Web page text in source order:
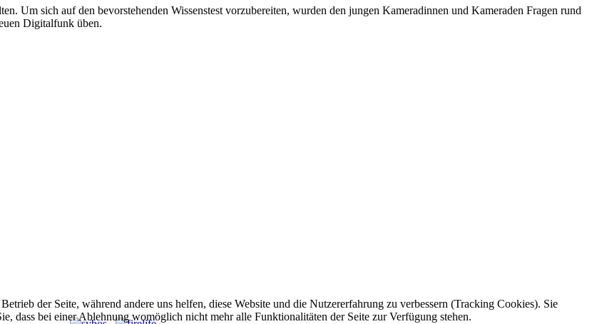
Um sich auf den bevorstehenden Wissenstest vorzubereiten, wurden den jungen Kameradinnen und Kameraden Fragen rund
Digitalfunk üben.
der Seite, während andere uns helfen, diese Website und die Nutzererfahrung zu verbessern (Tracking Cookies). Sie
dass bei einer Ablehnung womöglich nicht mehr alle Funktionalitäten der Seite zur Verfügung stehen.